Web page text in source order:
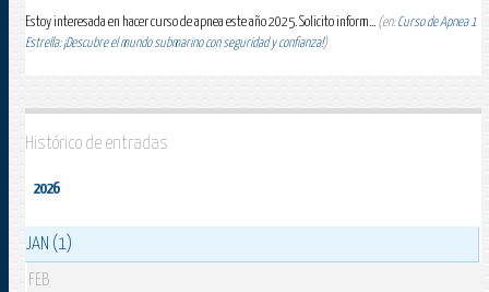
Estoy interesada en hacer curso de apnea este año 2025. Solicito inform... (en:Curso de Apnea 1
Estrella: ¡Descubre el mundo submarino con seguridad y confianza!)
Histórico de entradas
2026
JAN (1)
FEB